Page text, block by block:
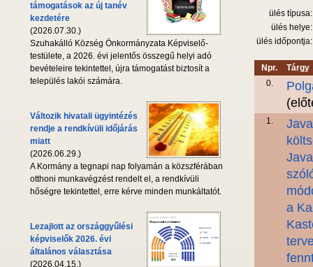
támogatások az új tanév
kezdetére
(2026.07.30.)
Szuhakálló Község Önkormányzata Képviselő-
testülete, a 2026. évi jelentős összegű helyi adó
bevételeire tekintettel, újra támogatást biztosít a
település lakói számára.
Változik hivatali ügyintézés
rendje a rendkívüli időjárás
miatt
(2026.06.29.)
A Kormány a tegnapi nap folyamán a közszférában
otthoni munkavégzést rendelt el, a rendkívüli
hőségre tekintettel, erre kérve minden munkáltatót.
Lezajlott az országgyűlési
képviselők 2026. évi
általános választása
(2026.04.15.)
ülés típusa:
ülés helye:
ülés időpontja:
Npr.
Tárgy
0.
1.
a